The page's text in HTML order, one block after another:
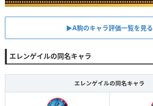
▶︎A駒のキャラ評価一覧を見る
エレンゲイルの同名キャラ
エレンゲイルの同名キャラ